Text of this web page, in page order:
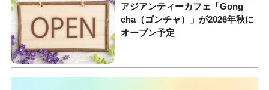
アジアンティーカフェ「Gong
cha（ゴンチャ）」が2026年秋に
オープン予定